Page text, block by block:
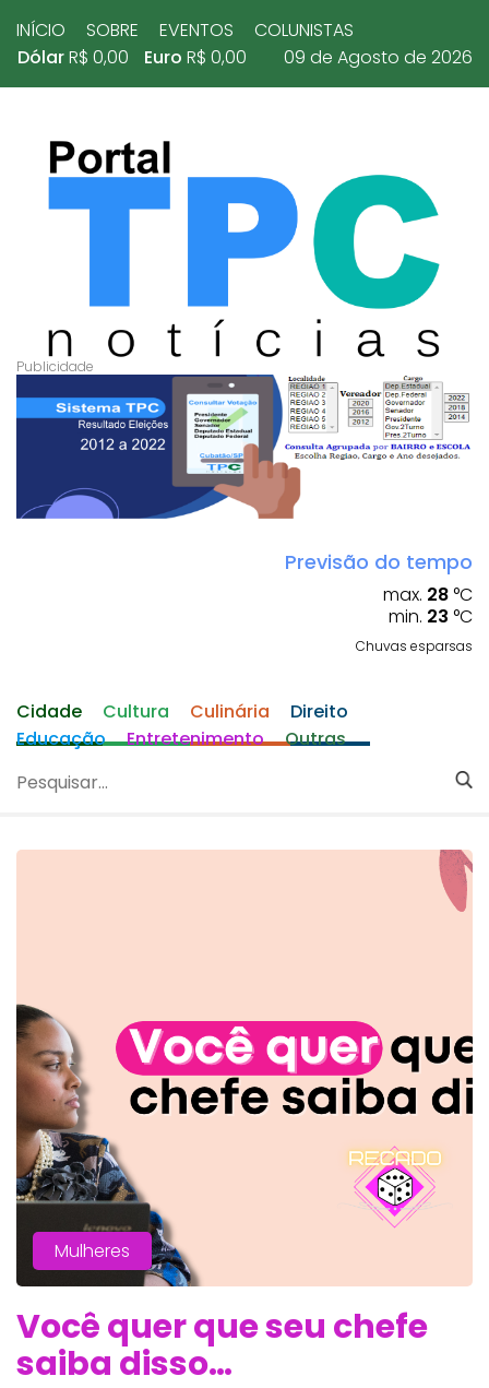
INÍCIO SOBRE EVENTOS
COLUNISTAS
DólarR$ 0,00 Euro R$ 0,00 09 de Agosto de 2026
Previsão do tempo
max. 28 °C
min. 23 °C
Chuvas esparsas
Cidade Cultura Culinária
Direito
Educação
Entretenimento Outras
Mulheres
Você quer que seu chefe
saiba disso…